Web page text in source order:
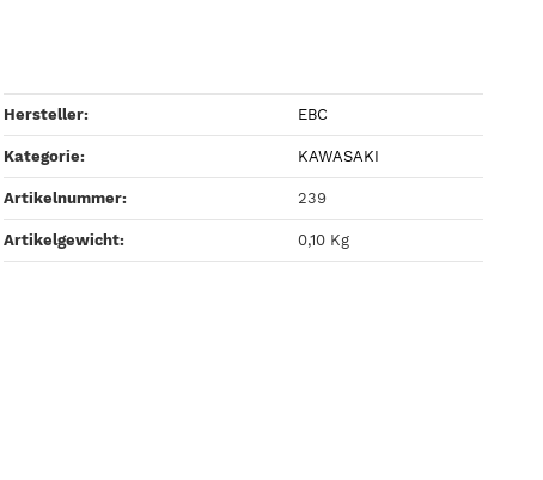
Hersteller: EBC
Kategorie: KAWASAKI
Artikelnummer: 239
Artikelgewicht‍: 0,10 Kg